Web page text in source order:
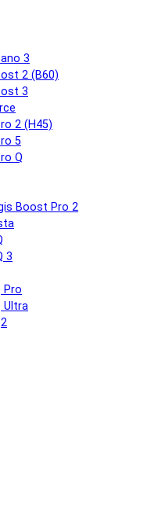
3
2 (B60)
3
2 (H45)
5
Q
Boost Pro 2
3
Pro
Ultra